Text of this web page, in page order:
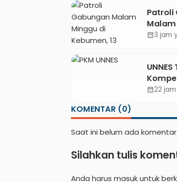
Patroli
calendar_month3 jam
TKM
M-
calendar_month22
KOMENTAR (0)
Saat ini belum ada komentar
Silahkan tulis
Anda harus masukuntuk